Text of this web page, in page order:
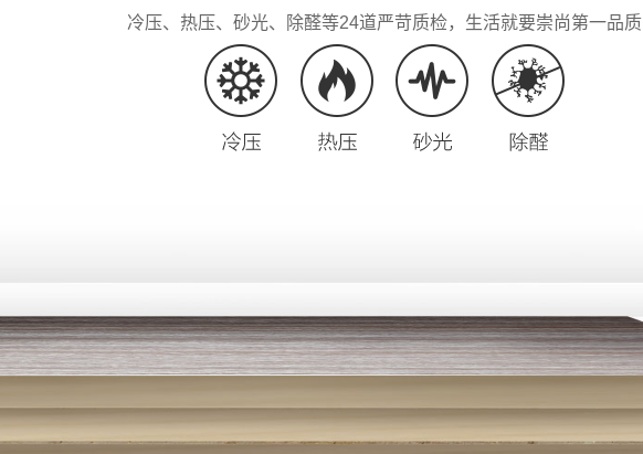
冷压、热压、砂光、除醛等24道严苛质检，生活就要崇尚第一品质